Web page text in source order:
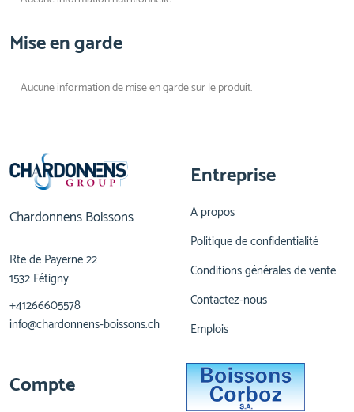
Mise en garde
Aucune information de mise en garde sur le produit.
Chardonnens Boissons
Rte de Payerne 22
1532 Fétigny
+41266605578
info@chardonnens-boissons.ch
Entreprise
A propos
Politique de confidentialité
Conditions générales de vente
Contactez-nous
Emplois
Compte